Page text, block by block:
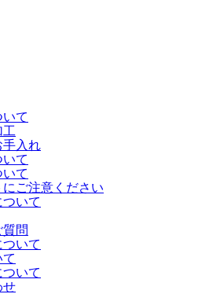
て
工
手入れ
て
て
ご注意ください
いて
問
いて
いて
せ